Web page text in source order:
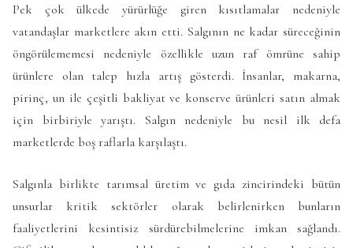
Pek çok ülkede yürürlüğe giren kısıtlamalar nedeniyle
vatandaşlar marketlere akın etti. Salgının ne kadar süreceğinin
öngörülememesi nedeniyle özellikle uzun raf ömrüne sahip
ürünlere olan talep hızla artış gösterdi. İnsanlar, makarna,
pirinç, un ile çeşitli bakliyat ve konserve ürünleri satın almak
için birbiriyle yarıştı. Salgın nedeniyle bu nesil ilk defa
marketlerde boş raflarla karşılaştı.
Salgınla birlikte tarımsal üretim ve gıda zincirindeki bütün
unsurlar kritik sektörler olarak belirlenirken bunların
faaliyetlerini kesintisiz sürdürebilmelerine imkan sağlandı.